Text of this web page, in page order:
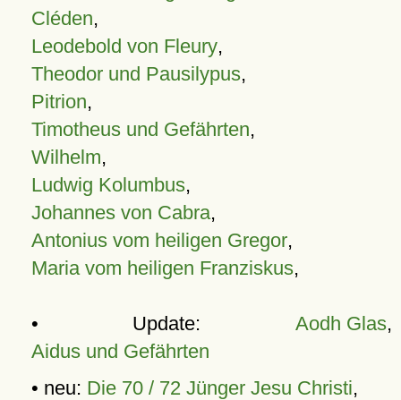
Cléden,
Leodebold von Fleury,
Theodor und Pausilypus,
Pitrion,
Timotheus und Gefährten,
Wilhelm,
Ludwig Kolumbus,
Johannes von Cabra,
Antonius vom heiligen Gregor,
Maria vom heiligen Franziskus,
• Update: Aodh Glas,
Aidus und Gefährten
• neu: Die 70 / 72 Jünger Jesu Christi,